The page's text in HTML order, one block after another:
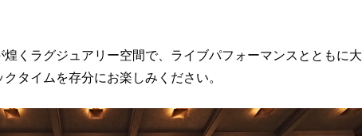
くラグジュアリー空間で、ライブパフォーマンスとともに大
タイムを存分にお楽しみください。